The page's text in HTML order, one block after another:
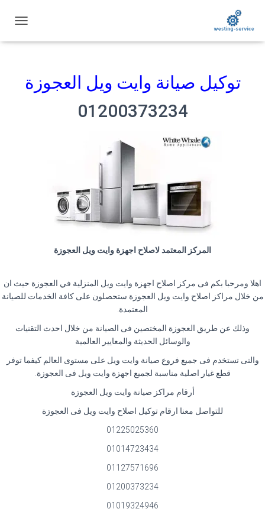
ب
توكيل صيانة وايت ويل العجوزة
01200373234
المركز المعتمد لاصلاح اجهزة وايت ويل العجوزة
اهلا ومرحبا بكم فى مركز اصلاح اجهزة وايت ويل المنزلية في العجوزة حيث ان
من خلال مراكز اصلاح وايت ويل العجوزة ستحصلون على كافة الخدمات للصيانة
المعتمدة.
وذلك عن طريق العجوزة المختصين فى الصيانة من خلال احدث التقنيات
والوسائل الحديثة والمعايير العالمية
والتى تستخدم فى جميع فروع صيانة وايت ويل على مستوى العالم كيفما توفر
قطع غيار اصلية مناسبة لجميع اجهزة وايت ويل فى العجوزة.
أرقام مراكز صيانة وايت ويل العجوزة
للتواصل معنا ارقام توكيل اصلاح وايت ويل فى العجوزة
01225025360
01014723434
01127571696
01200373234
01019324946